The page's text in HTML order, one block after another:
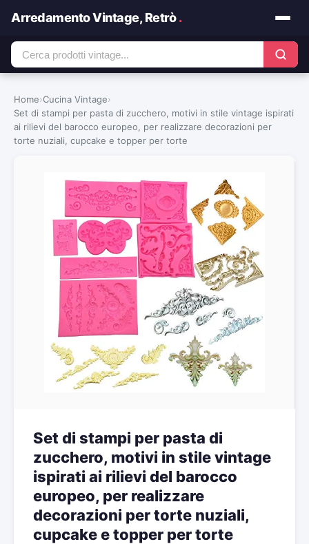
Arredamento Vintage, Retrò.
Home›Cucina Vintage›
Set di stampi per pasta di zucchero, motivi in stile vintage ispirati
ai rilievi del barocco europeo, per realizzare decorazioni per
torte nuziali, cupcake e topper per torte
Set di stampi per pasta di
zucchero, motivi in stile vintage
ispirati ai rilievi del barocco
europeo, per realizzare
decorazioni per torte nuziali,
cupcake e topper per torte